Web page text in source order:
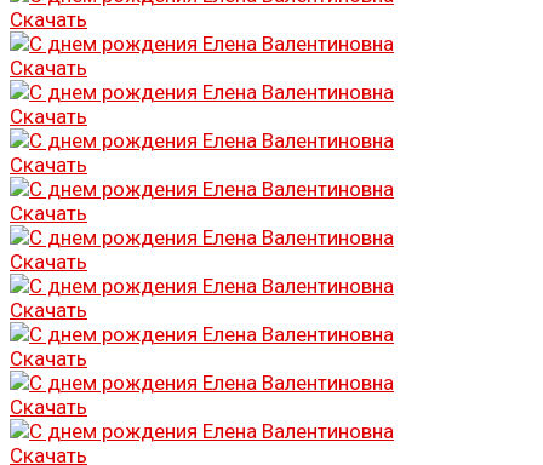
Скачать
Скачать
Скачать
Скачать
Скачать
Скачать
Скачать
Скачать
Скачать
Скачать